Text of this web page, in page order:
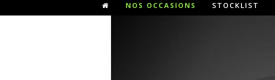
NOS OCCASIONS STOCKLIST